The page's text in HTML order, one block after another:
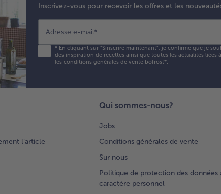
Inscrivez-vous pour recevoir les offres et les
Adresse e-mail*
*En cliquant sur "Sinscrire maintenant", je confirme que je
des inspiration de recettes ainsi que toutes les actualités liées
les conditions générales de vente bofrost*.
l’article
Qui sommes-nous?
Jobs
Conditions générales de vente
Sur nous
Politique de protection des données
caractère personnel